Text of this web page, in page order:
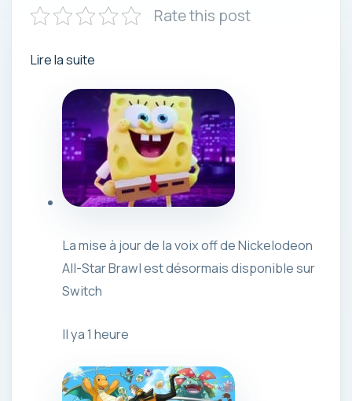
Rate this post
Lire la suite
La mise à jour de la voix off de Nickelodeon
All-Star Brawl est désormais disponible sur
Switch
Il ya 1 heure